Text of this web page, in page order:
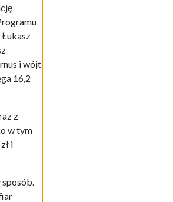
i wójt
16,2
z
w tym
i
sposób.